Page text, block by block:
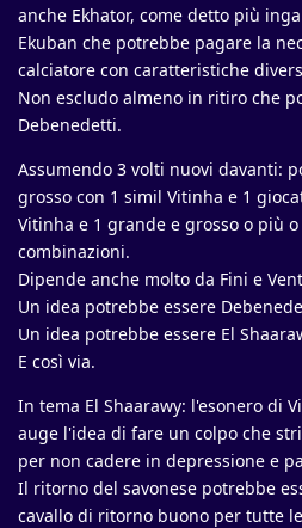
anche Ekhator, come detto più
Ekuban che potrebbe pagare la
calciatore con caratteristiche
Non escludo almeno in ritiro che
Debenedetti.
Assumendo 3 volti nuovi davanti:
grosso con 1 simil Vitinha e 1
Vitinha e 1 grande e grosso o più
combinazioni.
Dipende anche molto da Fini e
Un idea potrebbe essere
Un idea potrebbe essere El
E così via.
In tema El Shaarawy: l'esonero di
auge l'idea di fare un colpo che
per non cadere in depressione e
Il ritorno del savonese potrebbe
cavallo di ritorno buono per tutte